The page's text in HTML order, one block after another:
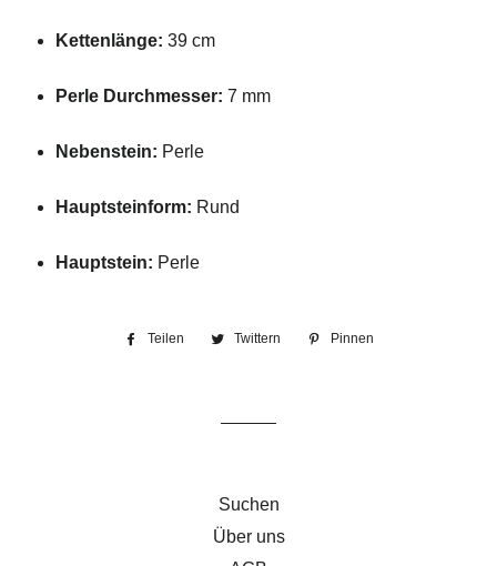
Kettenlänge: 39 cm
Perle Durchmesser: 7 mm
Nebenstein: Perle
Hauptsteinform: Rund
Hauptstein: Perle
Teilen
Auf
Twittern
Auf
Pinnen
Suchen
Über uns